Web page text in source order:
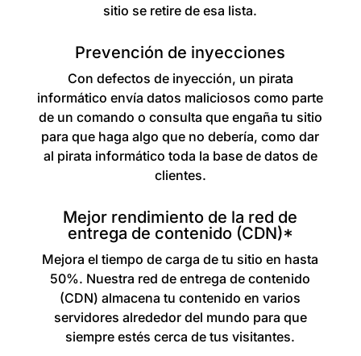
sitio se retire de esa lista.
Prevención de inyecciones
Con defectos de inyección, un pirata
informático envía datos maliciosos como parte
de un comando o consulta que engaña tu sitio
para que haga algo que no debería, como dar
al pirata informático toda la base de datos de
clientes.
Mejor rendimiento de la red de
entrega de contenido (CDN)*
Mejora el tiempo de carga de tu sitio en hasta
50%. Nuestra red de entrega de contenido
(CDN) almacena tu contenido en varios
servidores alrededor del mundo para que
siempre estés cerca de tus visitantes.